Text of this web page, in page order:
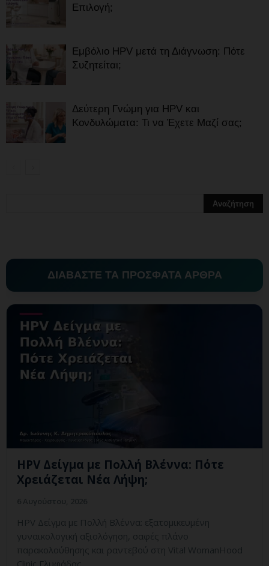
Επιλογή;
Εμβόλιο HPV μετά τη Διάγνωση: Πότε
Συζητείται;
Δεύτερη Γνώμη για HPV και
Κονδυλώματα: Τι να Έχετε Μαζί σας;
ΔΙΑΒΑΣΤΕ ΤΑ ΠΡΟΣΦΑΤΑ ΑΡΘΡΑ
HPV Δείγμα με Πολλή Βλέννα: Πότε
Χρειάζεται Νέα Λήψη;
HPV Δείγμα με Πολλή Βλέννα: εξατομικευμένη
γυναικολογική αξιολόγηση, σαφές πλάνο
παρακολούθησης και ραντεβού στη Vital WomanHood
Clinic Γλυφάδας.